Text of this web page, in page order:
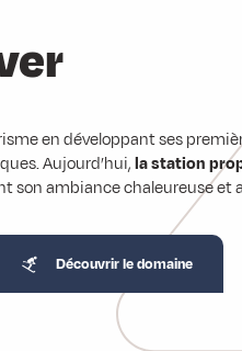
en développant ses
Aujourd’hui,la station
son ambiance chaleureuse et
Découvrir le domaine